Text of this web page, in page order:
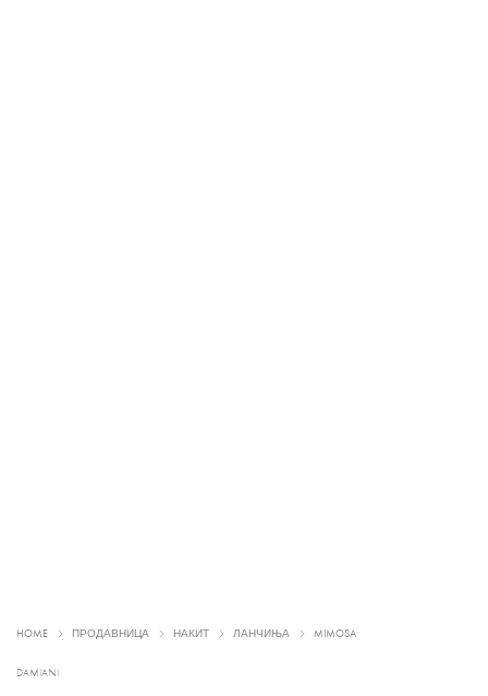
HOME ПРОДАВНИЦА НАКИТ ЛАНЧИЊА MIMOSA
DAMIANI